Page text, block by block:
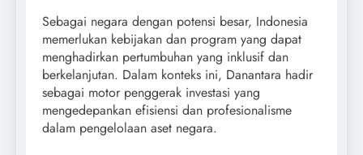
Sebagai negara dengan potensi besar, Indonesia
memerlukan kebijakan dan program yang dapat
menghadirkan pertumbuhan yang inklusif dan
berkelanjutan. Dalam konteks ini, Danantara hadir
sebagai motor penggerak investasi yang
mengedepankan efisiensi dan profesionalisme
dalam pengelolaan aset negara.